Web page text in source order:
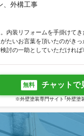
、外構工事
内装リフォームを手掛けて
たいお言葉を頂いたのがき
討の一助としていただければ
無料 チャットで
※外壁塗装専門サイト「外壁塗